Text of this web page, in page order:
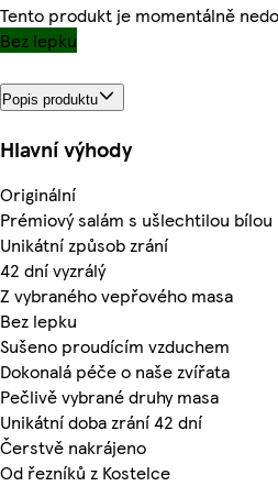
Tento produkt je momentálně
Bez lepku
Popis produktu
Hlavní výhody
Originální
Prémiový salám s ušlechtilou
Unikátní způsob zrání
42 dní vyzrálý
Z vybraného vepřového masa
Bez lepku
Sušeno proudícím vzduchem
Dokonalá péče o naše zvířata
Pečlivě vybrané druhy masa
Unikátní doba zrání 42 dní
Čerstvě nakrájeno
Od řezníků z Kostelce